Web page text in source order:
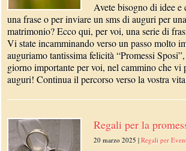
Avete bisogno di idee e
una frase o per inviare un sms di auguri per
matrimonio? Ecco qui, per voi, una serie di
Vi state incamminando verso un passo molto
auguriamo tantissima felicità “Promessi
giorno importante per voi, nel cammino che vi
auguri! Continua il percorso verso la vostra
Regali per la
20 marzo 2025 |Regali per